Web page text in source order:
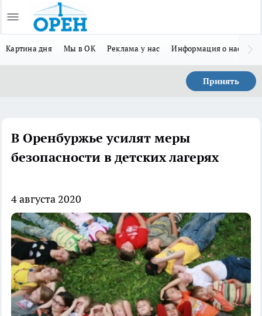
Картина дня Мы в ОК Реклама у нас Информация о нас
Принять
В Оренбуржье усилят меры
безопасности в детских лагерях
4 августа 2020